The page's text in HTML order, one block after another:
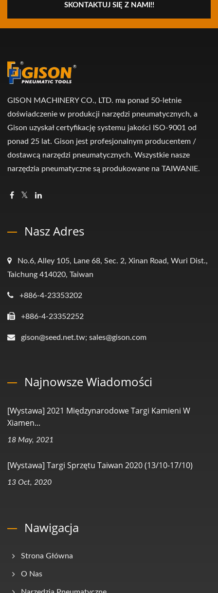
SKONTAKTUJ SIĘ Z NAMI!!
GISON MACHINERY CO., LTD. ma ponad 50-letnie
doświadczenie w produkcji narzędzi pneumatycznych, a
Gison uzyskał certyfikację systemu jakości ISO-9001 od
ponad 25 lat. Gison jest profesjonalnym producentem /
dostawcą narzędzi pneumatycznych. Wszystkie nasze
narzędzia pneumatyczne są produkowane na TAIWANIE.
Nasz Adres
No.6, Alley 105, Lane 68, Sec. 2, Xinan Road, Wuri Dist.,
Taichung 414020, Taiwan
+886-4-23353202
+886-4-23352252
gison@seed.net.tw; sales@gison.com
Najnowsze Wiadomości
[Wystawa] 2021 Międzynarodowe Targi Kamieni W
Xiamen...
18 May, 2021
[Wystawa] Targi Sprzętu Taiwan 2020 (13/10-17/10)
13 Oct, 2020
Nawigacja
Strona Główna
O Nas